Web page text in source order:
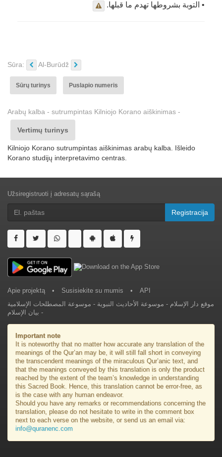
• التوبة بشروطها تهدم ما قبلها.
Sūra: Al-Burūdž
Sūrų turinys Puslapio numeris
Arabų kalba - sutrumpintas Kilniojo Korano aiškinimas -
Vertimų turinys
Kilniojo Korano sutrumpintas aiškinimas arabų kalba. Išleido
Korano studijų interpretavimo centras.
Užsiregistruoti į adresatų sąrašą
Registracija
Apie projektą • Susisiekite su mumis •
API
موقع دار الإسلام - موسوعة الأحاديث النبوية - موسوعة المصطلحات الإسلامية
- بيان الإسلام
Important note
It is noteworthy that no matter how accurate any translation of the
meanings of the Qur’an may be, it will still fall short in conveying
the transcendent meanings of the miraculous Qur’anic text, and
that the meanings conveyed by this translation is only the product
reached by the extent of the team’s knowledge in understanding
this Sacred Book. Hence, this translation cannot be error-free, as
is the case with any human endeavor.
Should you have any remarks or recommendations concerning the
translation, please do not hesitate to write in the comment box
next to each verse on the website, or send us an email via:
info@quranenc.com